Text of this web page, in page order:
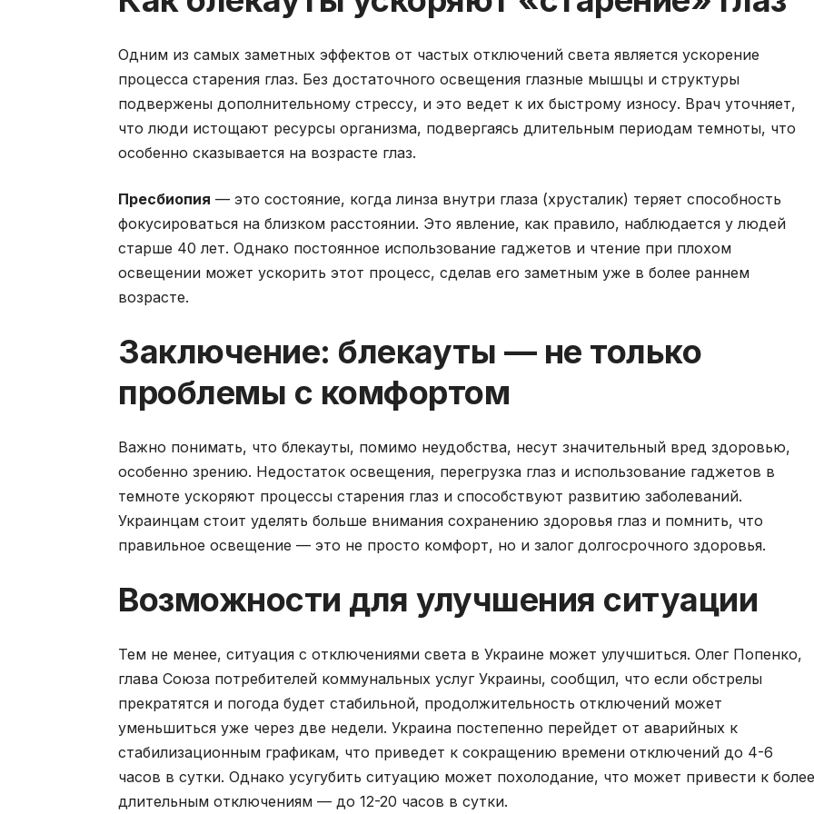
Одним из самых заметных эффектов от частых отключений света является ускорение
процесса старения глаз. Без достаточного освещения глазные мышцы и структуры
подвержены дополнительному стрессу, и это ведет к их быстрому износу. Врач уточняет,
что люди истощают ресурсы организма, подвергаясь длительным периодам темноты, что
особенно сказывается на возрасте глаз.
Пресбиопия — это состояние, когда линза внутри глаза (хрусталик) теряет способность
фокусироваться на близком расстоянии. Это явление, как правило, наблюдается у людей
старше 40 лет. Однако постоянное использование гаджетов и чтение при плохом
освещении может ускорить этот процесс, сделав его заметным уже в более раннем
возрасте.
Заключение: блекауты — не только
проблемы с комфортом
Важно понимать, что блекауты, помимо неудобства, несут значительный вред здоровью,
особенно зрению. Недостаток освещения, перегрузка глаз и использование гаджетов в
темноте ускоряют процессы старения глаз и способствуют развитию заболеваний.
Украинцам стоит уделять больше внимания сохранению здоровья глаз и помнить, что
правильное освещение — это не просто комфорт, но и залог долгосрочного здоровья.
Возможности для улучшения ситуации
Тем не менее, ситуация с отключениями света в Украине может улучшиться. Олег Попенко,
глава Союза потребителей коммунальных услуг Украины, сообщил, что если обстрелы
прекратятся и погода будет стабильной, продолжительность отключений может
уменьшиться уже через две недели. Украина постепенно перейдет от аварийных к
стабилизационным графикам, что приведет к сокращению времени отключений до 4-6
часов в сутки. Однако усугубить ситуацию может похолодание, что может привести к более
длительным отключениям — до 12-20 часов в сутки.